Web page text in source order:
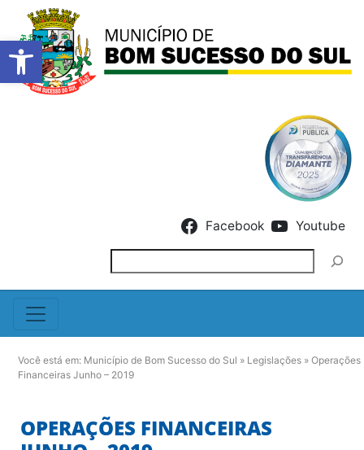
Barra de Ferramentas
Facebook Youtube
Você está em: Município de Bom Sucesso do Sul » Legislações » Operações
Financeiras Junho – 2019
OPERAÇÕES FINANCEIRAS